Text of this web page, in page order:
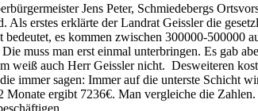
Jens Peter, Schmiedebergs
erstes erklärte der Landrat Geissler die
es kommen zwischen 300000-500000
muss man erst einmal unterbringen. Es gab
weiß auch Herr Geissler nicht. Desweiteren
immer sagen: Immer auf die unterste Schicht
ergibt 7236€. Man vergleiche die